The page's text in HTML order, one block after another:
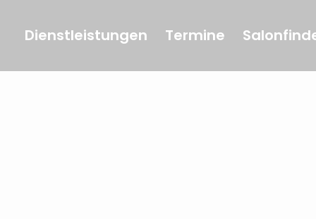
Dienstleistungen Termine